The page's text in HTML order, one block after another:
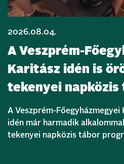
2026.08.04.
A Veszprém-
Karitász idén is
tekenyei napközis
A Veszprém-
idén már harmadik
tekenyei napközis tábor